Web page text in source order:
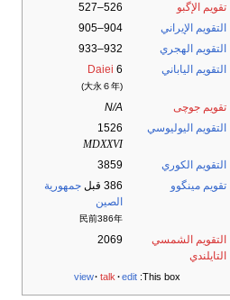
تقويم الإگبو
526–527
التقويم الإيراني
904–905
التقويم الهجري
932–933
التقويم الياباني
Daiei 6
(大永６年)
تقويم جوچى
N/A
التقويم اليوليوسي
1526
MDXXVI
التقويم الكوري
3859
تقويم مينگوو
386 قبل
جمهورية
الصين
民前386年
التقويم الشمسي
التايلندي
2069
This box:
view talk edit